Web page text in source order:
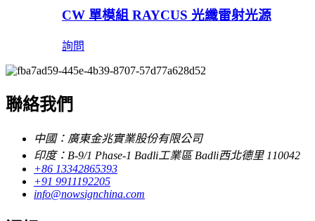
CW 單模組 RAYCUS 光纖雷射光源
詢問
聯絡我們
中國：廣東金兆實業股份有限公司
印度：B-9/1 Phase-1 Badli工業區 Badli西北德里 110042
+86 13342865393
+91 9911192205
info@nowsignchina.com